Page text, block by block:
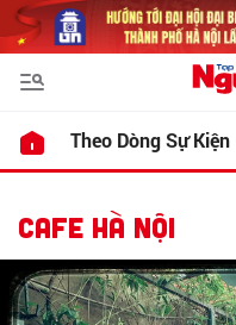
Theo Dòng Sự Kiện
CAFE HÀ NỘI